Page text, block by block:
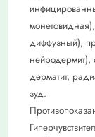
диффузный),
нейродермит),
дерматит,
зуд.